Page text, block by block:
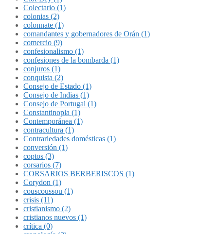
Colectario (1)
colonias (2)
colonnate (1)
comandantes y gobernadores de Orán (1)
comercio (9)
confesionalismo (1)
confesiones de la bombarda (1)
conjuros (1)
conquista (2)
Consejo de Estado (1)
Consejo de Indias (1)
Consejo de Portugal (1)
Constantinopla (1)
Contemporánea (1)
contracultura (1)
Contrariedades domésticas (1)
conversión (1)
coptos (3)
corsarios (7)
CORSARIOS BERBERISCOS (1)
Corydon (1)
couscoussou (1)
crisis (11)
cristianismo (2)
cristianos nuevos (1)
crítica (0)